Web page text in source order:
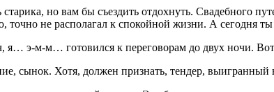
но вам бы съездить отдохнуть. Свадебного
точно не располагал к спокойной жизни. А сегодня
э-м-м… готовился к переговорам до двух ночи. Вот
сынок. Хотя, должен признать, тендер, выигранный